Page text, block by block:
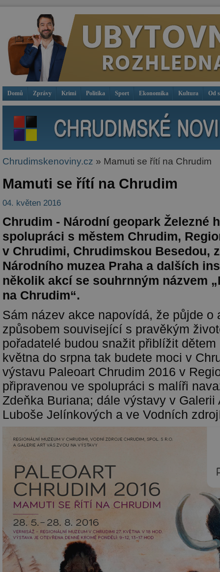
Domů Zprávy Krimi Politika Sport Ekonomika Kultura Od
Chrudimskenoviny.cz » Mamuti se řítí na Chrudim
Mamuti se řítí na Chrudim
04. květen 2016
Chrudim - Národní geopark Železné
spolupráci s městem Chrudim,
v Chrudimi, Chrudimskou Besedou,
Národního muzea Praha a dalších
několik akcí se souhrnným názvem
na Chrudim“.
Sám název akce napovídá, že půjde o
způsobem související s pravěkým
pořadatelé budou snažit přiblížit
května do srpna tak budete moci v
výstavu Paleoart Chrudim 2016 v
připravenou ve spolupráci s malíři
Zdeňka Buriana; dále výstavy v Galerii
Luboše Jelínkových a ve Vodních